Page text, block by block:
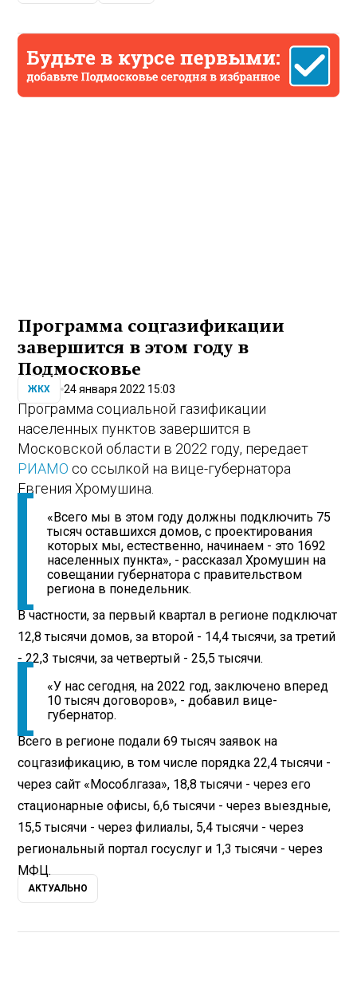
Программа соцгазификации
завершится в этом году в
Подмосковье
ЖКХ 24 января 2022 15:03
Программа социальной газификации
населенных пунктов завершится в
Московской области в 2022 году, передает
РИАМО со ссылкой на вице-губернатора
Евгения Хромушина.
«Всего мы в этом году должны подключить 75
тысяч оставшихся домов, с проектирования
которых мы, естественно, начинаем - это 1692
населенных пункта», - рассказал Хромушин на
совещании губернатора с правительством
региона в понедельник.
В частности, за первый квартал в регионе подключат
12,8 тысячи домов, за второй - 14,4 тысячи, за третий
- 22,3 тысячи, за четвертый - 25,5 тысячи.
«У нас сегодня, на 2022 год, заключено вперед
10 тысяч договоров», - добавил вице-
губернатор.
Всего в регионе подали 69 тысяч заявок на
соцгазификацию, в том числе порядка 22,4 тысячи -
через сайт «Мособлгаза», 18,8 тысячи - через его
стационарные офисы, 6,6 тысячи - через выездные,
15,5 тысячи - через филиалы, 5,4 тысячи - через
региональный портал госуслуг и 1,3 тысячи - через
МФЦ.
АКТУАЛЬНО